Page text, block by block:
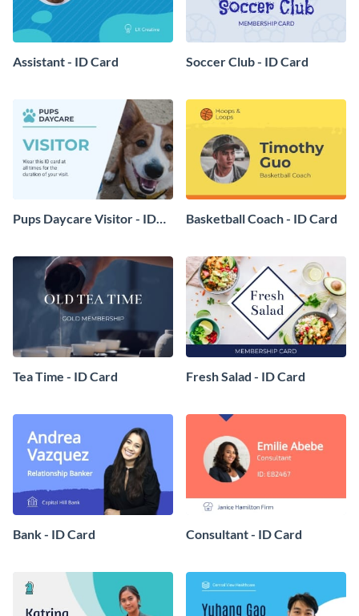
Assistant - ID Card Soccer Club - ID Card
Pups Daycare Visitor - ID
Basketball Coach - ID Card
Tea Time - ID Card Fresh Salad - ID Card
Bank - ID Card Consultant - ID Card